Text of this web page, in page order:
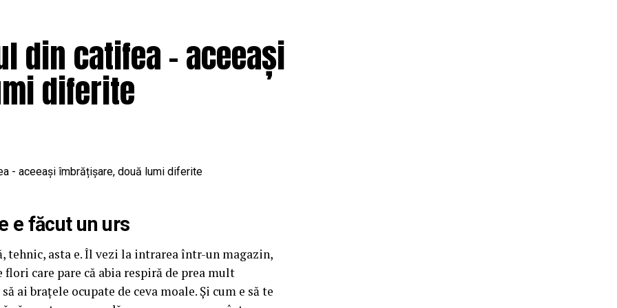
tribefilms.ro/
ROMANIAParteneri media News.ro,
Happ.ro , Cinefilia ,Daily Magazine
de viață, comedia independentă
din 10 februarie.
data de 12 februarie: o seară specială „Date
din rețeaua Cinema City unde toți cei care
vor primi un premiu garantat din partea Avon.
care și-au cumpărat bilet la filmul „În pielea
17 Pro Max, încărcând dovada achiziției
, premiul fiind oferit prin tragere la
din catifea – aceeași
diferite
e făcut un urs
tehnic, asta e. Îl vezi la intrarea într-un magazin,
care pare că abia respiră de prea mult
ai brațele ocupate de ceva moale. Și cum e să te